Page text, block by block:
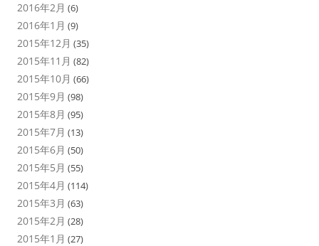
2016年2月 (6)
2016年1月 (9)
2015年12月 (35)
2015年11月 (82)
2015年10月 (66)
2015年9月 (98)
2015年8月 (95)
2015年7月 (13)
2015年6月 (50)
2015年5月 (55)
2015年4月 (114)
2015年3月 (63)
2015年2月 (28)
2015年1月 (27)